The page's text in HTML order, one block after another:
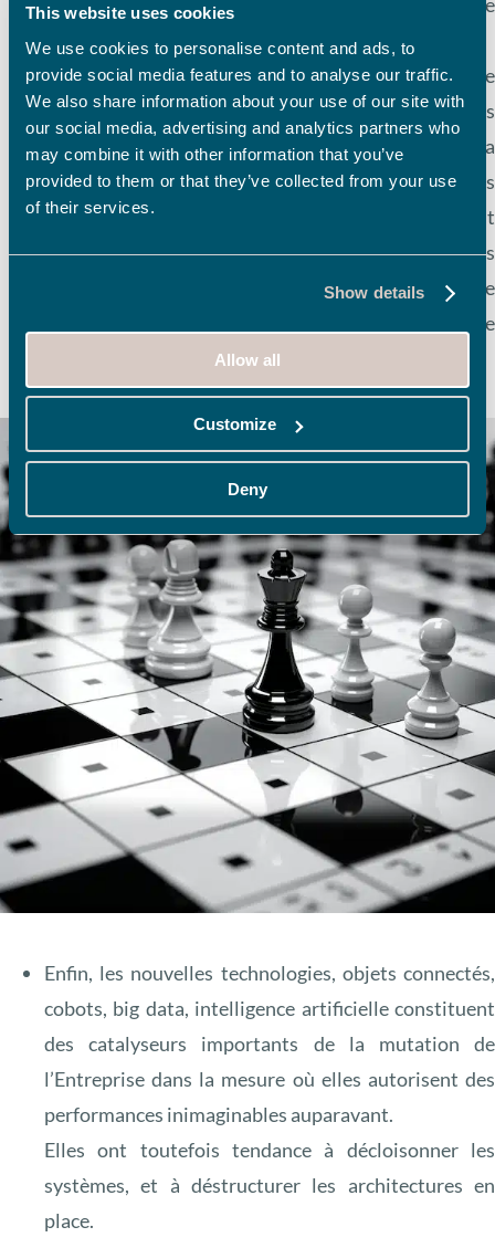
This website uses cookies
We use cookies to personalise content and ads, to
provide social media features and to analyse our traffic.
We also share information about your use of our site with
our social media, advertising and analytics partners who
may combine it with other information that you’ve
provided to them or that they’ve collected from your use
of their services.
Show details
Allow all
Customize
Deny
service, la donnée est indissociable du produit.
Les exigences du marché rendent indispensable une
interconnexion plus forte des métiers dans
l’Entreprise, du Commerce à l’Usine, de la R&D à la
Production, de la Maintenance à la Qualité. Ces
relations devenues incontournables obligent
naturellement à interconnecter plus fortement les
systèmes d’information entre eux, alors que le
cloisonnement était jusqu’à maintenant le mode de
protection le plus couramment mis en œuvre.
Enfin, les nouvelles technologies, objets connectés,
cobots, big data, intelligence artificielle constituent
des catalyseurs importants de la mutation de
l’Entreprise dans la mesure où elles autorisent des
performances inimaginables auparavant.
Elles ont toutefois tendance à décloisonner les
systèmes, et à déstructurer les architectures en
place.